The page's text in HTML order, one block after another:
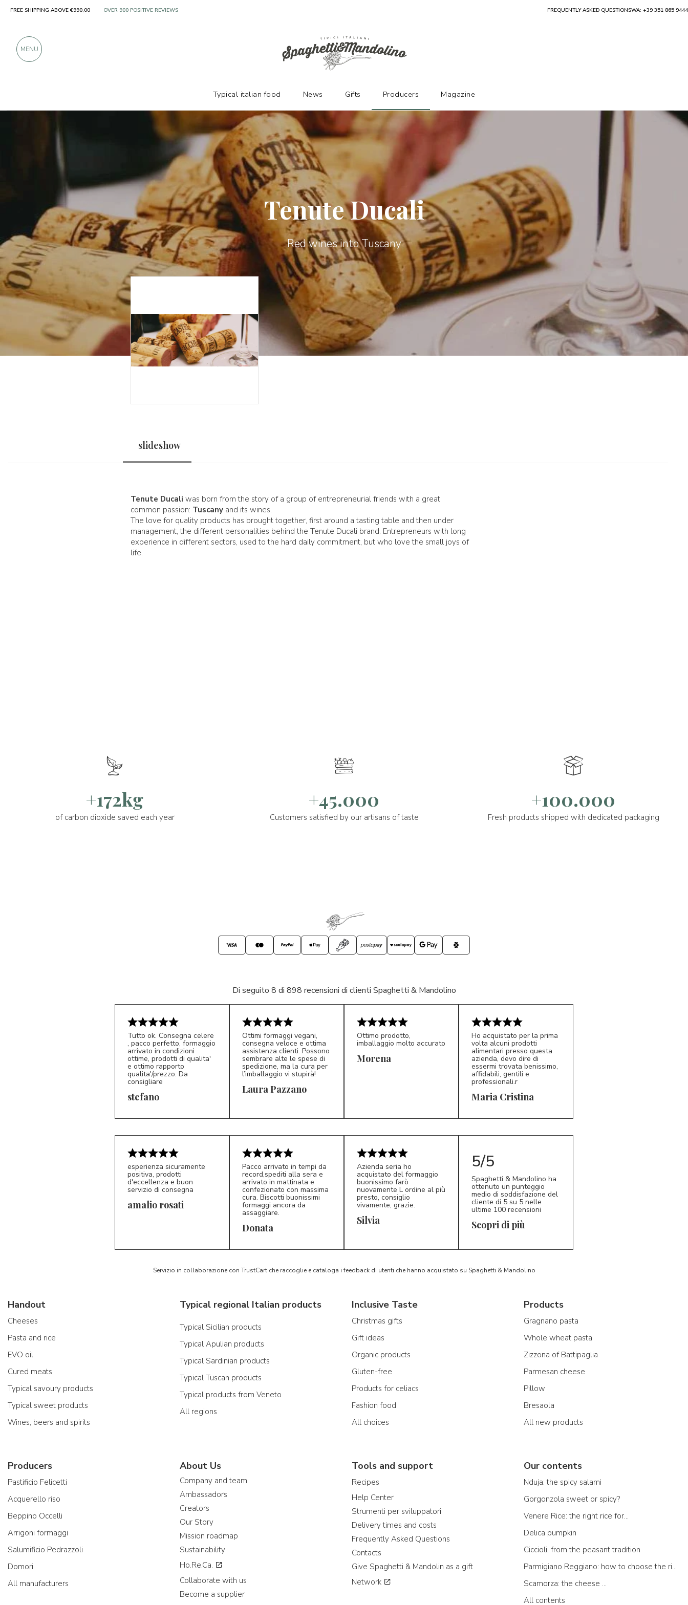
Tenute Ducali
Red wines into Tuscany
slideshow
Tenute Ducali was born from the story of a group of entrepreneurial friends with a great
common passion: Tuscany and its wines.
The love for quality products has brought together, first around a tasting table and then under
management, the different personalities behind the Tenute Ducali brand. Entrepreneurs with long
experience in different sectors, used to the hard daily commitment, but who love the small joys of
life.
+172kg
of carbon dioxide saved each year
+45.000
Customers satisfied by our artisans of taste
+100.000
Fresh products shipped with dedicated packaging
Di seguito 8 di 898 recensioni di clienti Spaghetti & Mandolino
S*
Tutto ok. Consegna celere
, pacco perfetto, formaggio
arrivato in condizioni
ottime, prodotti di qualita'
e ottimo rapporto
qualita'/prezzo. Da
consigliare
stefano LP 5/5
Ottimi formaggi vegani,
consegna veloce e ottima
assistenza clienti. Possono
sembrare alte le spese di
spedizione, ma la cura per
l’imballaggio vi stupirà!
Laura Pazzano
Ottimo prodotto,
imballaggio molto accurato
Morena
MC 5/5
Ho acquistato per la prima
volta alcuni prodotti
alimentari presso questa
azienda, devo dire di
essermi trovata benissimo,
affidabili, gentili e
professionali.r
Maria Cristina
esperienza sicuramente
positiva, prodotti
d'eccellenza e buon
servizio di consegna
amalio rosati
D*
Pacco arrivato in tempi da
record,spediti alla sera e
arrivato in mattinata e
confezionato con massima
cura. Biscotti buonissimi
formaggi ancora da
assaggiare.
Donata S*
Azienda seria ho
acquistato del formaggio
buonissimo farò
nuovamente L ordine al più
presto, consiglio
vivamente, grazie.
Silvia
5/5
Spaghetti & Mandolino ha
ottenuto un punteggio
medio di soddisfazione del
cliente di 5 su 5 nelle
ultime 100 recensioni
Scopri di più
Servizio in collaborazione con TrustCart che raccoglie e cataloga i feedback di utenti che hanno acquistato su Spaghetti & Mandolino
Handout
Cheeses
Pasta and rice
EVO oil
Cured meats
Typical savoury products
Typical sweet products
Wines, beers and spirits
Typical regional Italian products
Typical Sicilian products
Typical Apulian products
Typical Sardinian products
Typical Tuscan products
Typical products from Veneto
All regions
Inclusive Taste
Christmas gifts
Gift ideas
Organic products
Gluten-free
Products for celiacs
Fashion food
All choices
Products
Gragnano pasta
Whole wheat pasta
Zizzona of Battipaglia
Parmesan cheese
Pillow
Bresaola
All new products
Producers
Pastificio Felicetti
Acquerello riso
Beppino Occelli
Arrigoni formaggi
Salumificio Pedrazzoli
Domori
All manufacturers
About Us
Company and team
Ambassadors
Creators
Our Story
Mission roadmap
Sustainability
Ho.Re.Ca.
Collaborate with us
Become a supplier
Tools and support
Recipes
Help Center
Strumenti per sviluppatori
Delivery times and costs
Frequently Asked Questions
Contacts
Give Spaghetti & Mandolin as a gift
Network
Our contents
Nduja: the spicy salami
Gorgonzola sweet or spicy?
Venere Rice: the right rice for...
Delica pumpkin
Ciccioli, from the peasant tradition
Parmigiano Reggiano: how to choose the right one
Scamorza: the cheese ...
All contents
Producers Tenute Ducali
FREE SHIPPING ABOVE €990,00 ONLY PRODUCTS FROM EXCELLENT MANUFACTURERS FREQUENTLY ASKED QUESTIONSWA: +39 351 865 9444
MENU
Typical italian food News Gifts Producers Magazine